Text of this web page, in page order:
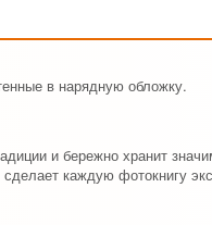
в нарядную обложку.
и бережно хранит
каждую фотокнигу